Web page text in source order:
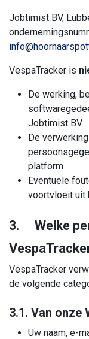
Jobtimist BV,
VespaTracker is
De werking,
Jobtimist BV
De
platform
Eventuele
voortvloeit
3. Welke
VespaTracker
de volgende
3.1. Van onze
Uw naam, e-